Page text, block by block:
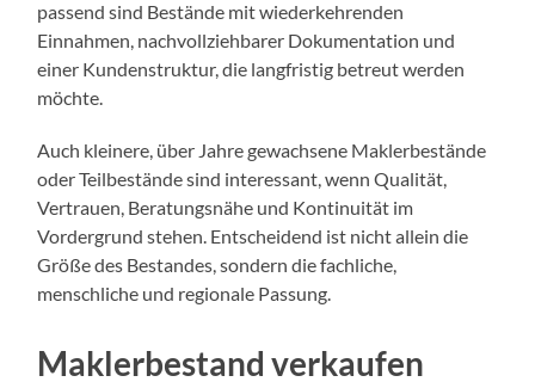
passend sind Bestände mit wiederkehrenden
Einnahmen, nachvollziehbarer Dokumentation und
einer Kundenstruktur, die langfristig betreut werden
möchte.
Auch kleinere, über Jahre gewachsene Maklerbestände
oder Teilbestände sind interessant, wenn Qualität,
Vertrauen, Beratungsnähe und Kontinuität im
Vordergrund stehen. Entscheidend ist nicht allein die
Größe des Bestandes, sondern die fachliche,
menschliche und regionale Passung.
Maklerbestand verkaufen